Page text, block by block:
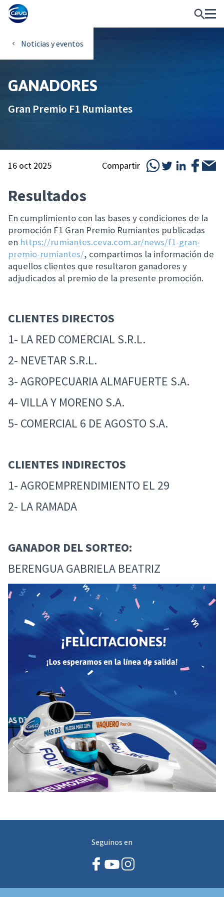
Noticias y eventos
GANADORES
Gran Premio F1 Rumiantes
16 oct 2025 Compartir
Resultados
En cumplimiento con las bases y condiciones de la
promoción F1 Gran Premio Rumiantes publicadas
en https://rumiantes.ceva.com.ar/news/f1-gran-
premio-rumiantes/, compartimos la información de
aquellos clientes que resultaron ganadores y
adjudicados al premio de la presente promoción.
CLIENTES DIRECTOS
1- LA RED COMERCIAL S.R.L.
2- NEVETAR S.R.L.
3- AGROPECUARIA ALMAFUERTE S.A.
4- VILLA Y MORENO S.A.
5- COMERCIAL 6 DE AGOSTO S.A.
CLIENTES INDIRECTOS
1- AGROEMPRENDIMIENTO EL 29
2- LA RAMADA
GANADOR DEL SORTEO:
BERENGUA GABRIELA BEATRIZ
Seguinos en